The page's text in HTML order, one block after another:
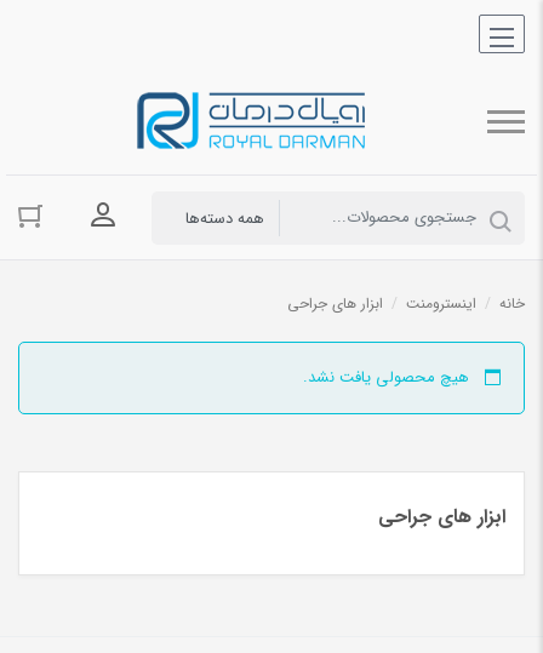
ورود به
خانه / اینسترومنت / ابزار های جراحی
هیچ محصولی یافت نشد.
ابزار های جراحی